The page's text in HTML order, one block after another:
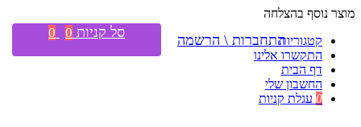
מוצר נוסף בהצלחה
קטגוריות
התקשרו אלינו
דף הבית
החשבון שלי
0 עגלת קניות
התחברות \ הרשמה סל קניות 0
0